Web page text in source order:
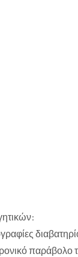
παράβολο